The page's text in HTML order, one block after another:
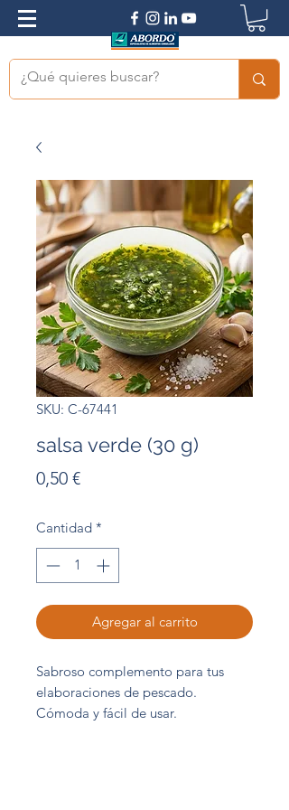
SKU: C-67441
salsa verde (30 g)
0,50 €Precio
Cantidad *
Agregar al carrito
Sabroso complemento para tus
elaboraciones de pescado.
Cómoda y fácil de usar.